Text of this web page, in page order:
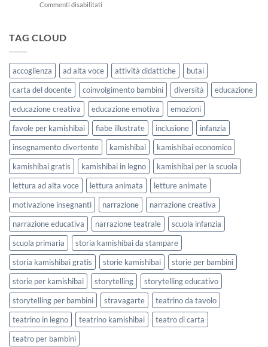
Settembre
2026
Commenti disabilitati
lavorare
sull’accoglienza
a
scuola
TAG CLOUD
accoglienza ad alta voce attività didattiche
butai
carta del docente
coinvolgimento bambini diversità
educazione
educazione creativa
educazione emotiva
emozioni
favole per kamishibai
fiabe illustrate inclusione
infanzia
insegnamento divertente
kamishibai
kamishibai economico
kamishibai gratis
kamishibai in legno
kamishibai per la scuola
lettura ad alta voce
lettura animata
letture animate
motivazione insegnanti
narrazione
narrazione creativa
narrazione educativa
narrazione teatrale
scuola infanzia
scuola primaria
storia kamishibai da stampare
storia kamishibai gratis
storie kamishibai
storie per bambini
storie per kamishibai
storytelling
storytelling educativo
storytelling per bambini
stravagarte
teatrino da tavolo
teatrino in legno
teatrino kamishibai
teatro di carta
teatro per bambini